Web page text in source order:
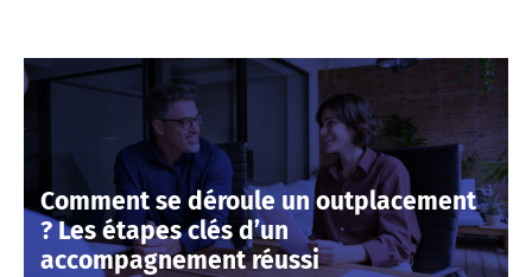
Comment se déroule un outplacement
? Les étapes clés d’un
accompagnement réussi